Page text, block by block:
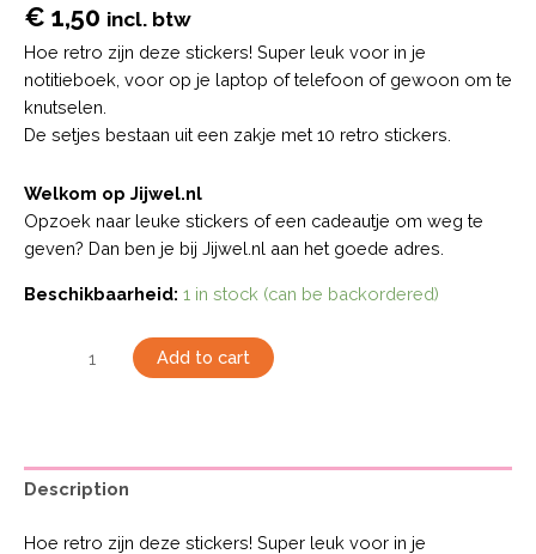
€ 1,50 incl. btw
Hoe retro zijn deze stickers! Super leuk voor in je
notitieboek, voor op je laptop of telefoon of gewoon om te
knutselen.
De setjes bestaan uit een zakje met 10 retro stickers.
Welkom op Jijwel.nl
Opzoek naar leuke stickers of een cadeautje om weg te
geven? Dan ben je bij Jijwel.nl aan het goede adres.
Beschikbaarheid: 1 in stock (can be backordered)
Add to cart
Description
Hoe retro zijn deze stickers! Super leuk voor in je